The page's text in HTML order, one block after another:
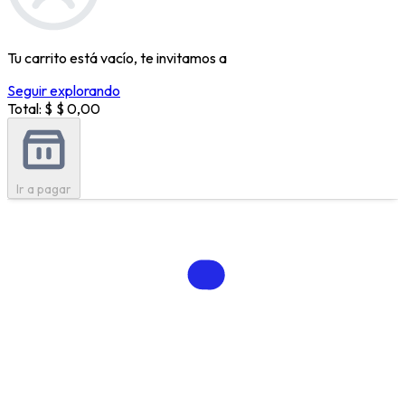
Tu carrito está vacío, te invitamos a
Seguir explorando
Total: $ $ 0,00
Ir a pagar